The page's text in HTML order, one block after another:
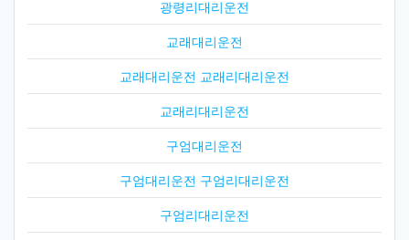
광령리대리운전
교래대리운전
교래대리운전 교래리대리운전
교래리대리운전
구엄대리운전
구엄대리운전 구엄리대리운전
구엄리대리운전